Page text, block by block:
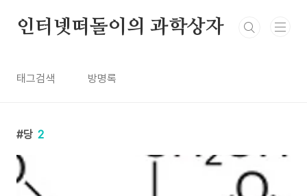
인터넷떠돌이의 과학상자
태그검색 방명록
당 2